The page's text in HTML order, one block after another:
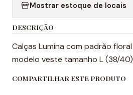
Mostrar estoque de locais
DESCRIÇÃO
Calças Lumina com padrão floral
modelo veste tamanho L (38/40)
COMPARTILHAR ESTE PRODUTO